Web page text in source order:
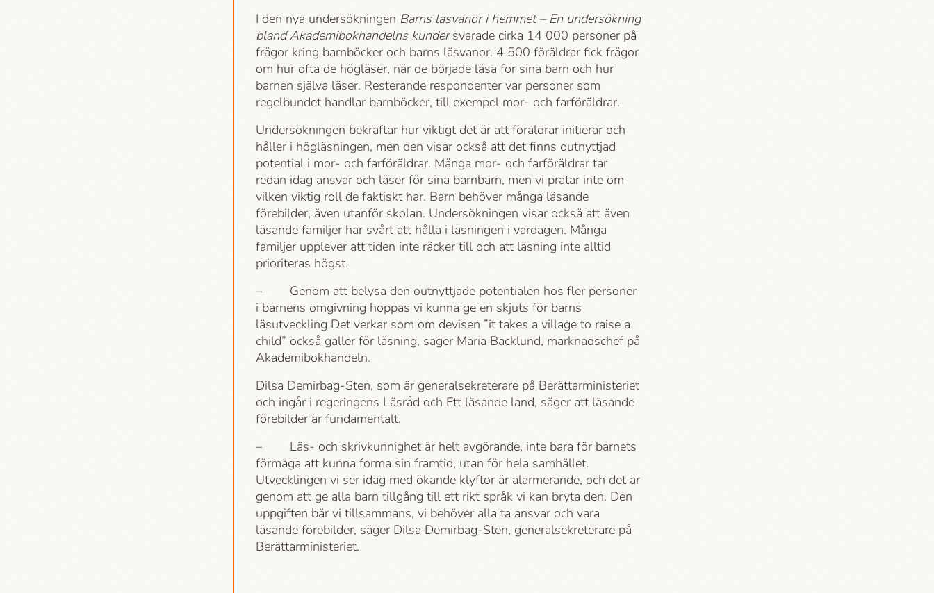
I den nya undersökningen Barns läsvanor i hemmet – En undersökning
bland Akademi­bokhandelns kundersvarade cirka 14 000 personer på
frågor kring barnböcker och barns läsvanor. 4 500 föräldrar fick frågor
om hur ofta de högläser, när de började läsa för sina barn och hur
barnen själva läser. Resterande respondenter var personer som
regelbundet handlar barnböcker, till exempel mor- och farföräldrar.
Undersökningen bekräftar hur viktigt det är att föräldrar initierar och
håller i högläsningen, men den visar också att det finns outnyttjad
potential i mor- och farföräldrar. Många mor- och farföräldrar tar
redan idag ansvar och läser för sina barnbarn, men vi pratar inte om
vilken viktig roll de faktiskt har. Barn behöver många läsande
förebilder, även utanför skolan. Undersökningen visar också att även
läsande familjer har svårt att hålla i läsningen i vardagen. Många
familjer upplever att tiden inte räcker till och att läsning inte alltid
prioriteras högst.
–
Genom att belysa den outnyttjade potentialen hos fler personer
i barnens omgivning hoppas vi kunna ge en skjuts för barns
läsutveckling Det verkar som om devisen ”it takes a village to raise a
child” också gäller för läsning, säger Maria Backlund, marknadschef på
Akademi­bokhandeln.
Dilsa Demirbag-Sten, som är generalsekreterare på Berättar­ministeriet
och ingår i regeringens Läsråd och Ett läsande land, säger att läsande
förebilder är fundamentalt.
–
Läs- och skrivkunnighet är helt avgörande, inte bara för barnets
förmåga att kunna forma sin framtid, utan för hela samhället.
Utvecklingen vi ser idag med ökande klyftor är alarmerande, och det är
genom att ge alla barn tillgång till ett rikt språk vi kan bryta den. Den
uppgiften bär vi tillsammans, vi behöver alla ta ansvar och vara
läsande förebilder, säger Dilsa Demirbag-Sten, generalsekreterare på
Berättar­ministeriet.